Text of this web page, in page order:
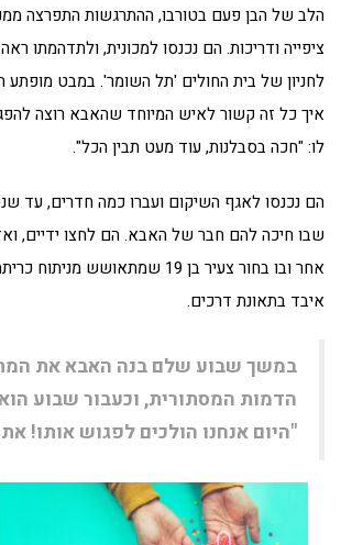
הלב של הבן פעם בטורבו, ההתרגשות התפרצה
ציפייה ודריכות. הם נכנסו למכונית, ולתדהמתו
לחניון של בית החולים 'תל השומר'. במבט
איך כל זה קשור לאיש המיוחד שהאבא רוצה
לו: "חכה בסבלנות, עוד מעט תבין הכל".
הם נכנסו לאגף השיקום ועברו כמה חדרים, עד
שבו חיכה להם חבר של האבא. הם לחצו ידיים,
אחר ובו בחור צעיר בן 19 שמתאושש
איבד בתאונת דרכים.
במשך שבוע שלם בנה האבא את
הדמות המסתורית, וכעבור שבוע
"היום אנחנו הולכים לפגוש אותו!